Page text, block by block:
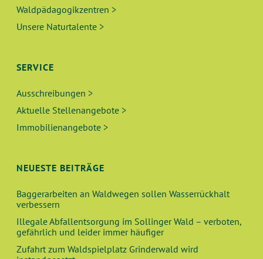
Waldpädagogikzentren >
Unsere Naturtalente >
SERVICE
Ausschreibungen >
Aktuelle Stellenangebote >
Immobilienangebote >
NEUESTE BEITRÄGE
Baggerarbeiten an Waldwegen sollen Wasserrückhalt
verbessern
Illegale Abfallentsorgung im Sollinger Wald – verboten,
gefährlich und leider immer häufiger
Zufahrt zum Waldspielplatz Grinderwald wird